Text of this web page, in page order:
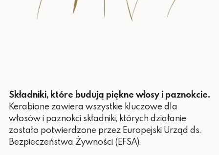
Składniki, które budują piękne włosy i paznokcie.
Kerabione zawiera wszystkie kluczowe dla
włosów i paznokci składniki, których działanie
zostało potwierdzone przez Europejski Urząd ds.
Bezpieczeństwa Żywności (EFSA).